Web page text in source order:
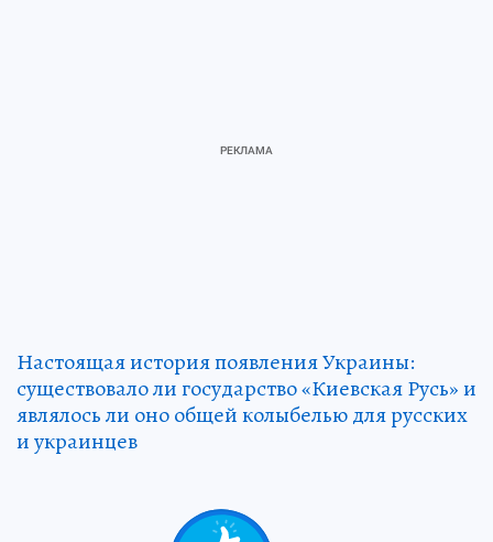
Настоящая история появления Украины:
существовало ли государство «Киевская Русь» и
являлось ли оно общей колыбелью для русских
и украинцев